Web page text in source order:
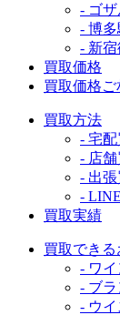
- ゴ
- 博
- 新
買取価格
買取価格
買取方法
- 宅配
- 店舗
- 出張
-
買取実績
買取できる
- ワイ
- ブ
- ウ